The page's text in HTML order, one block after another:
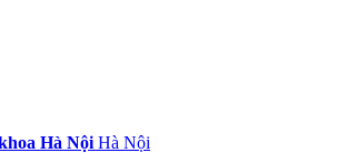
Hà Nội Hà Nội